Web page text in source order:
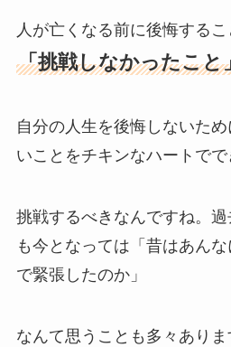
人が亡くなる前に後悔する
「挑戦しなかったこと
自分の人生を後悔しないた
いことをチキンなハートで
挑戦するべきなんですね。
も今となっては「昔はあん
で緊張したのか」
なんて思うことも多々ありま